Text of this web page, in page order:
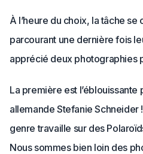
À l’heure du choix, la tâche
parcourant une dernière fois
apprécié deux photographies
La première est l’éblouissante
allemande Stefanie Schneider
genre travaille sur des
Nous sommes bien loin des